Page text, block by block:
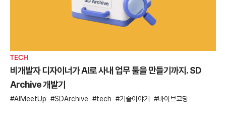
TECH
비개발자 디자이너가 AI로 사내 업무 툴을 만들기까지. SD
Archive 개발기
AIMeetUp SDArchive tech 기술이야기 바이브코딩